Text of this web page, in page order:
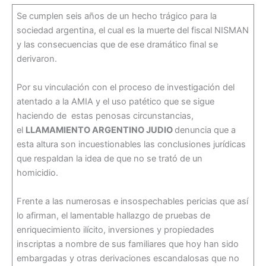
Se cumplen seis años de un hecho trágico para la
sociedad argentina, el cual es la muerte del fiscal NISMAN
y las consecuencias que de ese dramático final se
derivaron.
Por su vinculación con el proceso de investigación del
atentado a la AMIA y el uso patético que se sigue
haciendo de estas penosas circunstancias,
el LLAMAMIENTO ARGENTINO JUDIOdenuncia que a
esta altura son incuestionables las conclusiones jurídicas
que respaldan la idea de que no se trató de un
homicidio.
Frente a las numerosas e insospechables pericias que así
lo afirman, el lamentable hallazgo de pruebas de
enriquecimiento ilícito, inversiones y propiedades
inscriptas a nombre de sus familiares que hoy han sido
embargadas y otras derivaciones escandalosas que no